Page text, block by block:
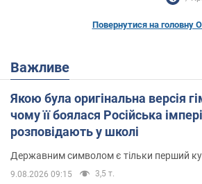
Повернутися на головну
Важливе
Якою була оригінальна версія
чому її боялася Російська
розповідають у школі
Державним символом є тільки перший
9.08.2026 09:15 3,5 т.